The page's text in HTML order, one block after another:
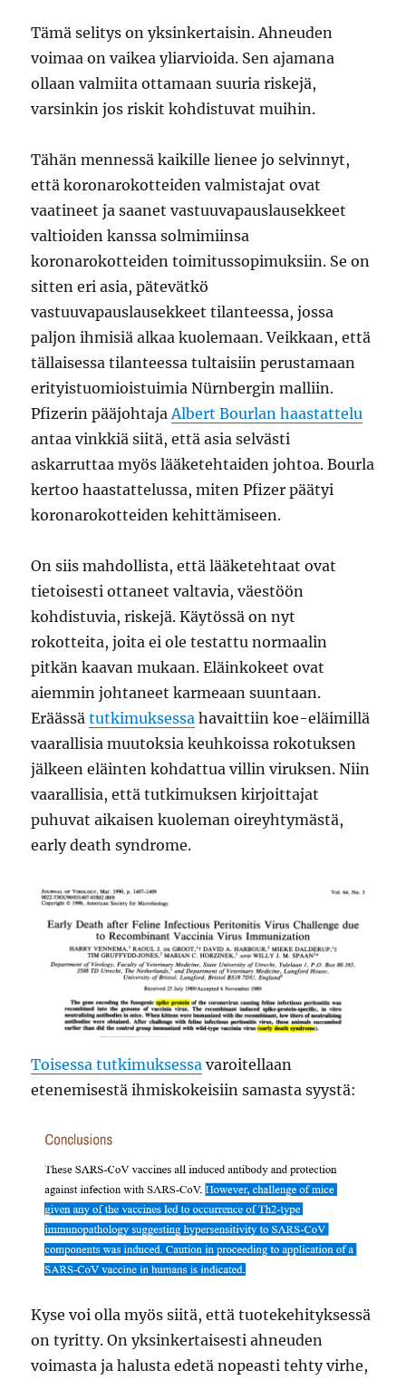
Tämä selitys on yksinkertaisin. Ahneuden
voimaa on vaikea yliarvioida. Sen ajamana
ollaan valmiita ottamaan suuria riskejä,
varsinkin jos riskit kohdistuvat muihin.
Tähän mennessä kaikille lienee jo selvinnyt,
että koronarokotteiden valmistajat ovat
vaatineet ja saanet vastuuvapauslausekkeet
valtioiden kanssa solmimiinsa
koronarokotteiden toimitussopimuksiin. Se on
sitten eri asia, pätevätkö
vastuuvapauslausekkeet tilanteessa, jossa
paljon ihmisiä alkaa kuolemaan. Veikkaan, että
tällaisessa tilanteessa tultaisiin perustamaan
erityistuomioistuimia Nürnbergin malliin.
Pfizerin pääjohtajaAlbert Bourlan haastattelu
antaa vinkkiä siitä, että asia selvästi
askarruttaa myös lääketehtaiden johtoa. Bourla
kertoo haastattelussa, miten Pfizer päätyi
koronarokotteiden kehittämiseen.
On siis mahdollista, että lääketehtaat ovat
tietoisesti ottaneet valtavia, väestöön
kohdistuvia, riskejä. Käytössä on nyt
rokotteita, joita ei ole testattu normaalin
pitkän kaavan mukaan. Eläinkokeet ovat
aiemmin johtaneet karmeaan suuntaan.
Eräässätutkimuksessa havaittiin koe-eläimillä
vaarallisia muutoksia keuhkoissa rokotuksen
jälkeen eläinten kohdattua villin viruksen. Niin
vaarallisia, että tutkimuksen kirjoittajat
puhuvat aikaisen kuoleman oireyhtymästä,
early death syndrome.
Toisessa tutkimuksessa varoitellaan
etenemisestä ihmiskokeisiin samasta syystä:
Kyse voi olla myös siitä, että tuotekehityksessä
on tyritty. On yksinkertaisesti ahneuden
voimasta ja halusta edetä nopeasti tehty virhe,